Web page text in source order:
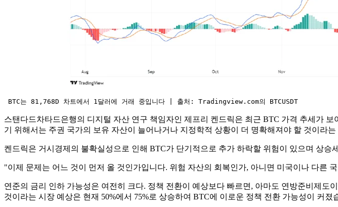
BTC는 81,768D 차트에서 1달러에 거래 중입니다 | 출처: Tradingview.com의 BTCUSDT
스탠다드차타드은행의 디지털 자산 연구 책임자인 제프리 켄드릭은 최근 BTC 가격 추세가
기 위해서는 주권 국가의 보유 자산이 늘어나거나 지정학적 상황이 더 명확해져야 할 것이라는
켄드릭은 거시경제의 불확실성으로 인해 BTC가 단기적으로 추가 하락할 위험이 있으며 상
"이제 문제는 어느 것이 먼저 올 것인가입니다. 위험 자산의 회복인가, 아니면 미국이나 다른
연준의 금리 인하 가능성은 여전히 ​​크다. 정책 전환이 예상보다 빠르면, 아마도 연방준비제도
것이라는 시장 예상은 현재 50%에서 75%로 상승하여 BTC에 이로운 정책 전환 가능성이 커졌